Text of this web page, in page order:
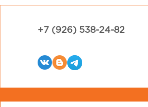
+7 (926) 538-24-82